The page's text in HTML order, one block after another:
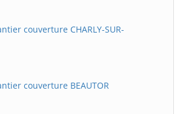
couverture CHARLY-SUR-
couverture BEAUTOR